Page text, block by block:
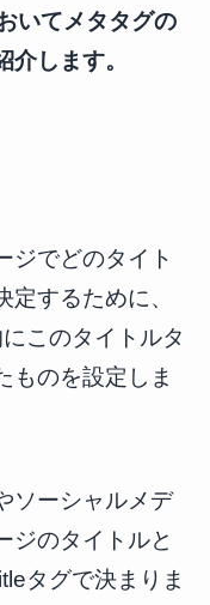
いてメタタグの
します。
ジでどのタイト
するために、
このタイトルタ
ものを設定しま
ソーシャルメデ
ジのタイトルと
タグで決まりま